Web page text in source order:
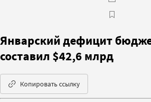
Январский дефицит
составил $42,6 млрд
Копировать ссылку